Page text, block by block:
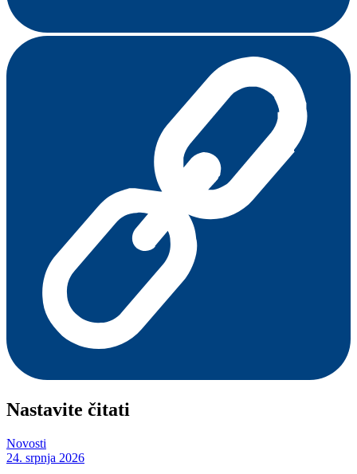
Nastavite čitati
Novosti
24. srpnja 2026